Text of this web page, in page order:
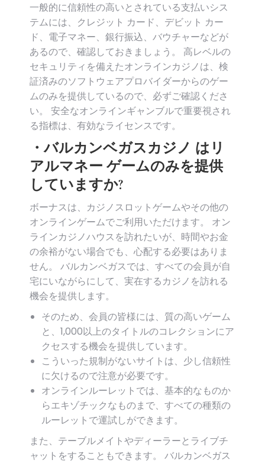
一般的に信頼性の高いとされている支払いシス
テムには、クレジット カード、デビット カー
ド、電子マネー、銀行振込、バウチャーなどが
あるので、確認しておきましょう。 高レベルの
セキュリティを備えたオンラインカジノは、検
証済みのソフトウェアプロバイダーからのゲー
ムのみを提供しているので、必ずご確認くださ
い。 安全なオンラインギャンブルで重要視され
る指標は、有効なライセンスです。
・バルカンベガスカジノ はリ
アルマネー ゲームのみを提供
していますか?
ボーナスは、カジノスロットゲームやその他の
オンラインゲームでご利用いただけます。 オン
ラインカジノハウスを訪れたいが、時間やお金
の余裕がない場合でも、心配する必要はありま
せん。 バルカンベガスでは、すべての会員が自
宅にいながらにして、実在するカジノを訪れる
機会を提供します。
そのため、会員の皆様には、質の高いゲーム
と、1,000以上のタイトルのコレクションにア
クセスする機会を提供しています。
こういった規制がないサイトは、少し信頼性
に欠けるので注意が必要です。
オンラインルーレットでは、基本的なものか
らエキゾチックなものまで、すべての種類の
ルーレットで運試しができます。
また、テーブルメイトやディーラーとライブチ
ャットをすることもできます。 バルカンベガス